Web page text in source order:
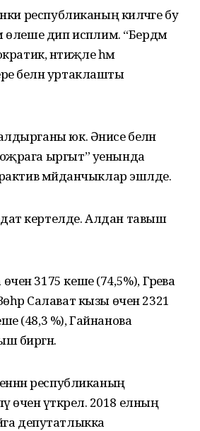
республиканың киләчәге бу
дип исәп­лим. “Бердәм
нәтиҗәле һәм
белән уртаклашты
юк. Әнисе белән
ыргыт” уенында
мәйданчыклар эшләде.
кертелде. Алдан тавыш
3175 кеше (74,5%), Гәрәева
Салават кызы өчен 2321
(48,3 %), Гайнанова
биргән.
республи­каның
үткәрелә. 2018 елның
депутатлыкка